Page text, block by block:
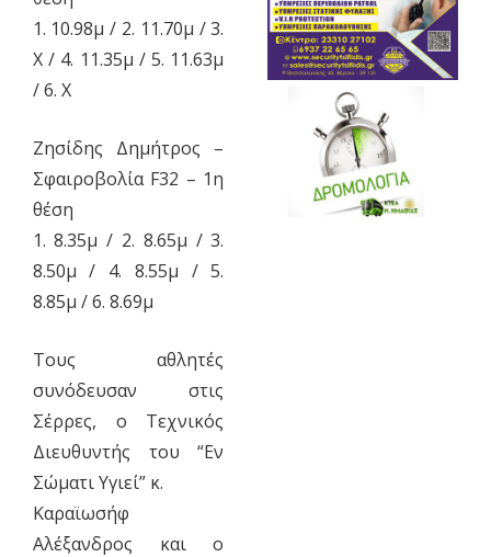
1. 10.98μ / 2. 11.70μ / 3.
Χ / 4. 11.35μ / 5. 11.63μ
/ 6. Χ
Ζησίδης Δημήτρος –
Σφαιροβολία F32 – 1η
θέση
1. 8.35μ / 2. 8.65μ / 3.
8.50μ / 4. 8.55μ / 5.
8.85μ / 6. 8.69μ
Τους αθλητές
συνόδευσαν στις
Σέρρες, ο Τεχνικός
Διευθυντής του “Εν
Σώματι Υγιεί” κ.
Καραϊωσήφ
Αλέξανδρος και ο